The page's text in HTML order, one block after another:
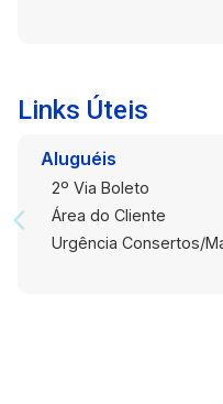
Links Úteis
Aluguéis
2º Via Boleto
Área do Cliente
Urgência Consertos/